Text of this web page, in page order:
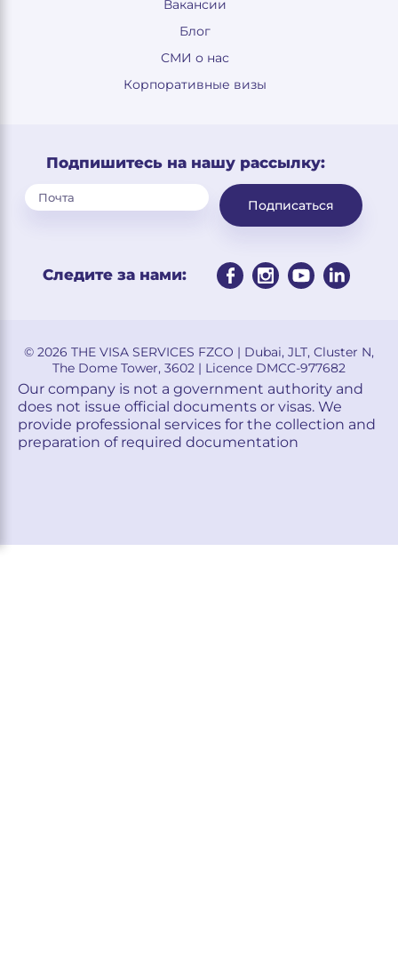
Вакансии
Блог
СМИ о нас
Корпоративные визы
Подпишитесь на нашу рассылку:
Подписаться
Следите за нами:
© 2026 THE VISA SERVICES FZCO | Dubai, JLT, Cluster N,
The Dome Tower, 3602 | Licence DMCC-977682
Our company is not a government authority and
does not issue official documents or visas. We
provide professional services for the collection and
preparation of required documentation